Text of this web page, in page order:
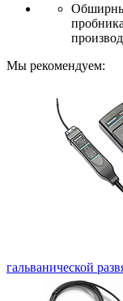
Мы рекомендуем:
гальванической